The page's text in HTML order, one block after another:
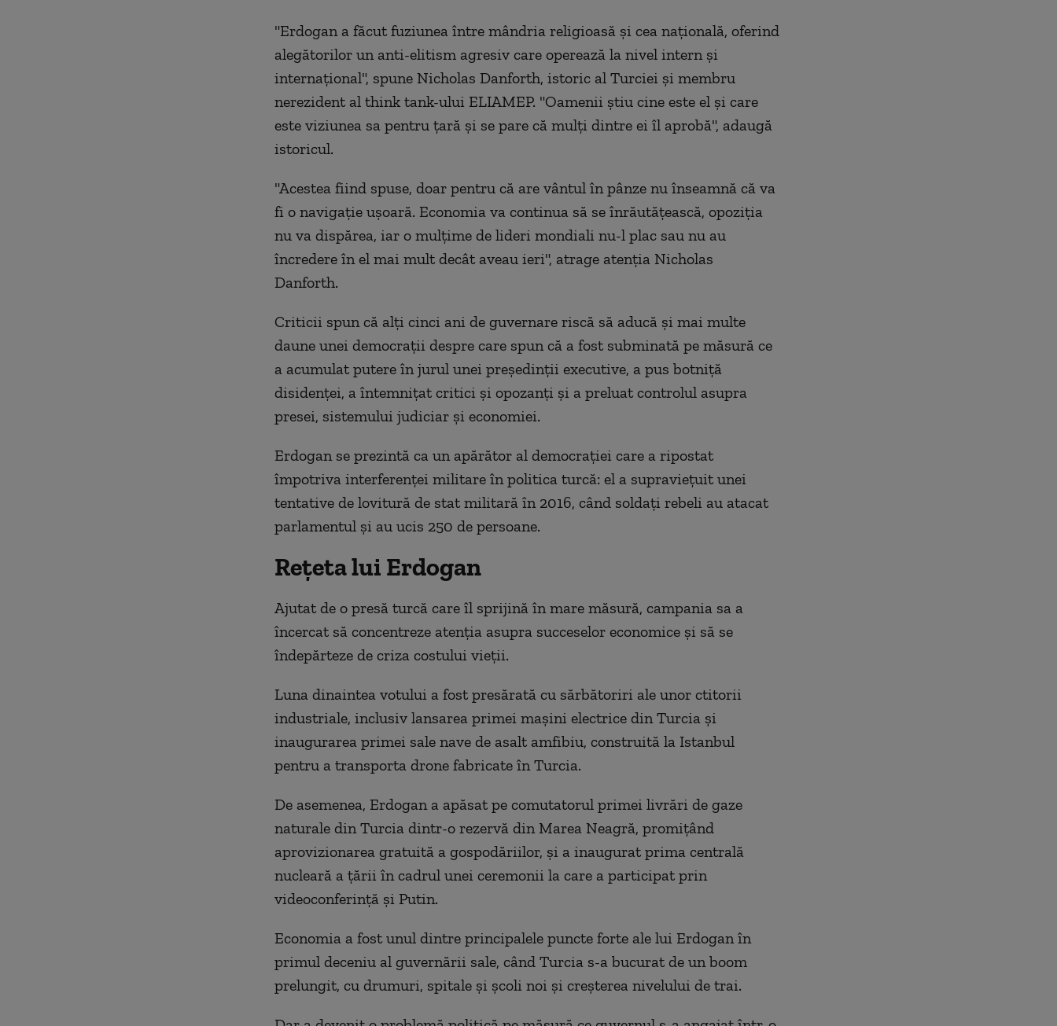
"Erdogan a făcut fuziunea între mândria religioasă şi cea naţională, oferind
alegătorilor un anti-elitism agresiv care operează la nivel intern şi
internaţional", spune Nicholas Danforth, istoric al Turciei şi membru
nerezident al think tank-ului ELIAMEP. "Oamenii ştiu cine este el şi care
este viziunea sa pentru ţară şi se pare că mulţi dintre ei îl aprobă", adaugă
istoricul.
"Acestea fiind spuse, doar pentru că are vântul în pânze nu înseamnă că va
fi o navigaţie uşoară. Economia va continua să se înrăutăţească, opoziţia
nu va dispărea, iar o mulţime de lideri mondiali nu-l plac sau nu au
încredere în el mai mult decât aveau ieri", atrage atenţia Nicholas
Danforth.
Criticii spun că alţi cinci ani de guvernare riscă să aducă şi mai multe
daune unei democraţii despre care spun că a fost subminată pe măsură ce
a acumulat putere în jurul unei preşedinţii executive, a pus botniţă
disidenţei, a întemniţat critici şi opozanţi şi a preluat controlul asupra
presei, sistemului judiciar şi economiei.
Erdogan se prezintă ca un apărător al democraţiei care a ripostat
împotriva interferenţei militare în politica turcă: el a supravieţuit unei
tentative de lovitură de stat militară în 2016, când soldaţi rebeli au atacat
parlamentul şi au ucis 250 de persoane.
Rețeta lui Erdogan
Ajutat de o presă turcă care îl sprijină în mare măsură, campania sa a
încercat să concentreze atenţia asupra succeselor economice şi să se
îndepărteze de criza costului vieţii.
Luna dinaintea votului a fost presărată cu sărbătoriri ale unor ctitorii
industriale, inclusiv lansarea primei maşini electrice din Turcia şi
inaugurarea primei sale nave de asalt amfibiu, construită la Istanbul
pentru a transporta drone fabricate în Turcia.
De asemenea, Erdogan a apăsat pe comutatorul primei livrări de gaze
naturale din Turcia dintr-o rezervă din Marea Neagră, promiţând
aprovizionarea gratuită a gospodăriilor, şi a inaugurat prima centrală
nucleară a ţării în cadrul unei ceremonii la care a participat prin
videoconferinţă şi Putin.
Economia a fost unul dintre principalele puncte forte ale lui Erdogan în
primul deceniu al guvernării sale, când Turcia s-a bucurat de un boom
prelungit, cu drumuri, spitale şi şcoli noi şi creşterea nivelului de trai.